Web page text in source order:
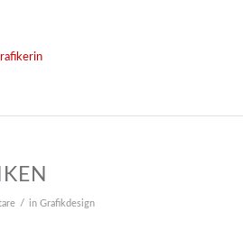
/ in Grafikdesign